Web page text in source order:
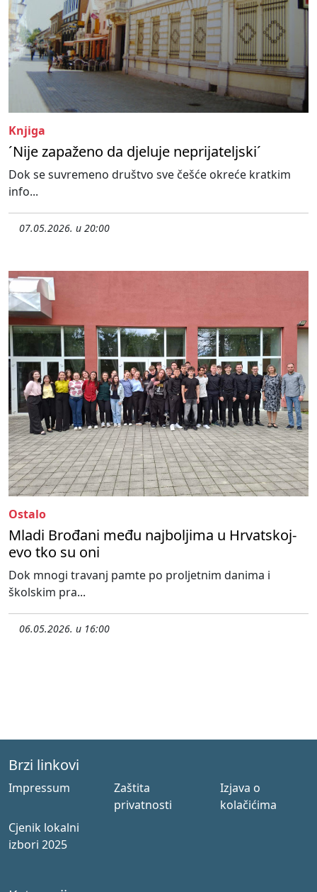
Knjiga
´Nije zapaženo da djeluje neprijateljski´
Dok se suvremeno društvo sve češće okreće kratkim
info...
07.05.2026. u 20:00
Ostalo
Mladi Brođani među najboljima u Hrvatskoj-
evo tko su oni
Dok mnogi travanj pamte po proljetnim danima i
školskim pra...
06.05.2026. u 16:00
Brzi linkovi
Impressum
Zaštita
privatnosti
Izjava o
kolačićima
Cjenik lokalni
izbori 2025